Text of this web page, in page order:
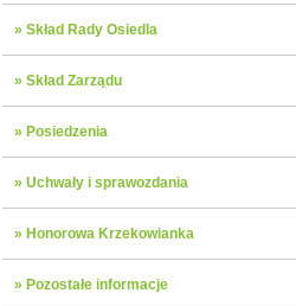
» Skład Rady Osiedla
» Skład Zarządu
» Posiedzenia
» Uchwały i sprawozdania
» Honorowa Krzekowianka
» Pozostałe informacje